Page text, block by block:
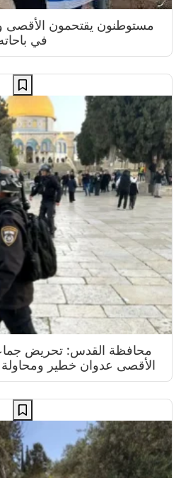
مستوطنون يقتحمون الأقصى
في
محافظة القدس: تحريض
الأقصى عدوان خطير